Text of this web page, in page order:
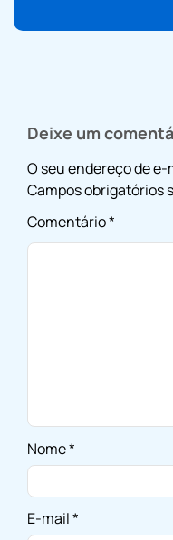
Deixe um
O seu endereço de
Campos obrigatórios
Comentário*
Nome*
E-mail*